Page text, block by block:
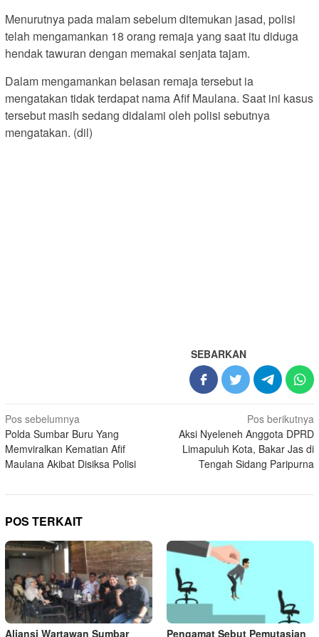
Menurutnya pada malam sebelum ditemukan jasad, polisi
telah mengamankan 18 orang remaja yang saat itu diduga
hendak tawuran dengan memakai senjata tajam.
Dalam mengamankan belasan remaja tersebut ia
mengatakan tidak terdapat nama Afif Maulana. Saat ini kasus
tersebut masih sedang didalami oleh polisi sebutnya
mengatakan. (dil)
SEBARKAN
Navigasi
pos
Pos sebelumnya
Polda Sumbar Buru Yang
Memviralkan Kematian Afif
Maulana Akibat Disiksa Polisi
Pos berikutnya
Aksi Nyeleneh Anggota DPRD
Limapuluh Kota, Bakar Jas di
Tengah Sidang Paripurna
POS TERKAIT
Aliansi Wartawan Sumbar Pengamat Sebut Pemutasian